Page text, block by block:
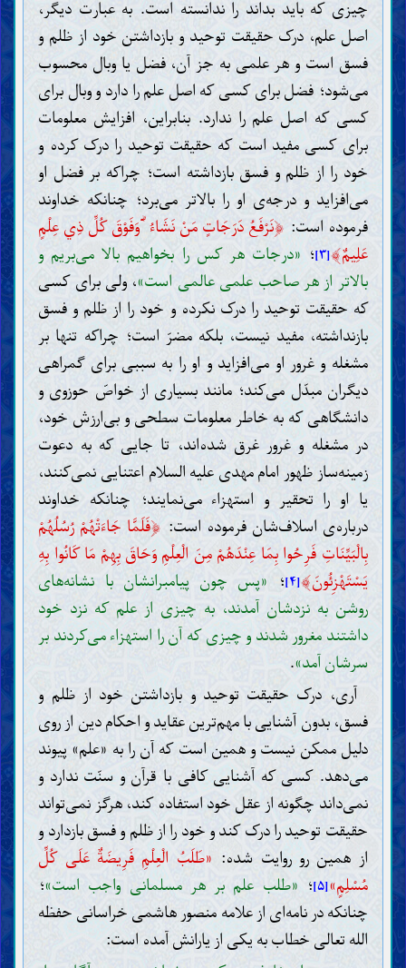
چیزی که باید بداند را ندانسته است. به عبارت دیگر،
اصل علم، درک حقیقت توحید و بازداشتن خود از ظلم و
فسق است و هر علمی به جز آن، فضل یا وبال محسوب
می‌شود؛ فضل برای کسی که اصل علم را دارد و وبال برای
کسی که اصل علم را ندارد. بنابراین، افزایش معلومات
برای کسی مفید است که حقیقت توحید را درک کرده و
خود را از ظلم و فسق بازداشته است؛ چراکه بر فضل او
می‌افزاید و درجه‌ی او را بالاتر می‌برد؛ چنانکه خداوند
فرموده است: ﴿نَرْفَعُ دَرَجَاتٍ مَنْ نَشَاءُ ۗ وَفَوْقَ كُلِّ ذِي عِلْمٍ
عَلِيمٌ﴾[۳] ؛ «درجات هر کس را بخواهیم بالا می‌بریم و
بالاتر از هر صاحب علمی عالمی است»، ولی برای کسی
که حقیقت توحید را درک نکرده و خود را از ظلم و فسق
بازنداشته، مفید نیست، بلکه مضرّ است؛ چراکه تنها بر
مشغله و غرور او می‌افزاید و او را به سببی برای گمراهی
دیگران مبدّل می‌کند؛ مانند بسیاری از خواصّ حوزوی و
دانشگاهی که به خاطر معلومات سطحی و بی‌ارزش خود،
در مشغله و غرور غرق شده‌اند، تا جایی که به دعوت
زمینه‌ساز ظهور امام مهدی علیه السلام اعتنایی نمی‌کنند،
یا او را تحقیر و استهزاء می‌نمایند؛ چنانکه خداوند
درباره‌ی اسلاف‌شان فرموده است: ﴿فَلَمَّا جَاءَتْهُمْ رُسُلُهُمْ
بِالْبَيِّنَاتِ فَرِحُوا بِمَا عِنْدَهُمْ مِنَ الْعِلْمِ وَحَاقَ بِهِمْ مَا كَانُوا بِهِ
يَسْتَهْزِئُونَ﴾[۴] ؛ «پس چون پیامبرانشان با نشانه‌های
روشن به نزدشان آمدند، به چیزی از علم که نزد خود
داشتند مغرور شدند و چیزی که آن را استهزاء می‌کردند بر
سرشان آمد».
آری، درک حقیقت توحید و بازداشتن خود از ظلم و
فسق، بدون آشنایی با مهم‌ترین عقاید و احکام دین از روی
دلیل ممکن نیست و همین است که آن را به «علم» پیوند
می‌دهد. کسی که آشنایی کافی با قرآن و سنّت ندارد و
نمی‌داند چگونه از عقل خود استفاده کند، هرگز نمی‌تواند
حقیقت توحید را درک کند و خود را از ظلم و فسق بازدارد و
از همین رو روایت شده: «طَلَبُ الْعِلْمِ فَرِیضَةٌ عَلَی كُلِّ
مُسْلِمٍ»[۵] ؛ «طلب علم بر هر مسلمانی واجب است»؛
چنانکه در نامه‌ای از علامه منصور هاشمی خراسانی حفظه
الله تعالی خطاب به یکی از یارانش آمده است: